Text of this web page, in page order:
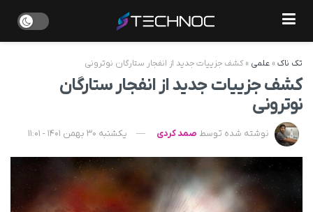
تک ناک» علمی »کشف جزییات جدید از انفجار ستارگان نوترونی
کشف جزییات جدید از انفجار ستارگان
نوترونی
نوشته شده توسط صمد کردی یکشنبه 30 بهمن 1401 - 11:01